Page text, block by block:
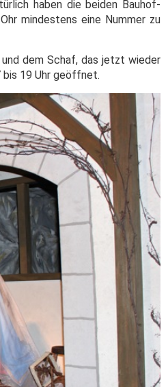
haben die beiden Bauhof-
mindestens eine Nummer zu
dem Schaf, das jetzt wieder
bis 19 Uhr geöffnet.